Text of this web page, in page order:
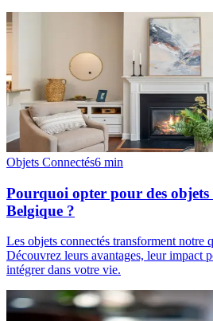
Objets Connectés6 min
Pourquoi opter pour des objets
Belgique ?
Les objets connectés transforment notre
Découvrez leurs avantages, leur impact
intégrer dans votre vie.